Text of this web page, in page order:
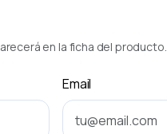
en la ficha del producto.
Email